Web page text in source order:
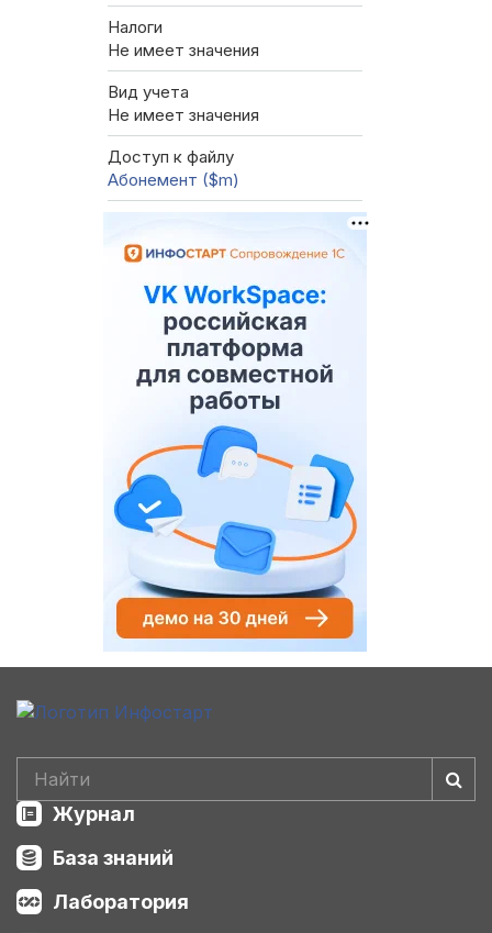
Налоги
Не имеет значения
Вид учета
Не имеет значения
Доступ к файлу
Абонемент ($m)
Журнал
База знаний
Лаборатория